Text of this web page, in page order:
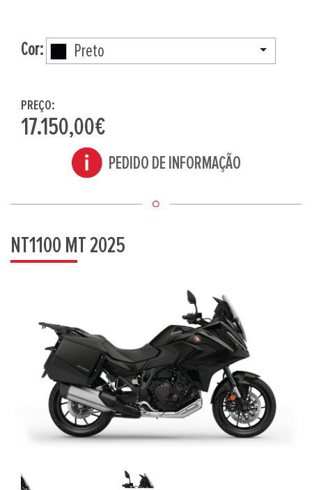
Cor: Preto
PREÇO:
17.150,00€
PEDIDO DE INFORMAÇÃO
NT1100 MT 2025